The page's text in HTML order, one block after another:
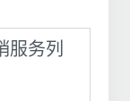
服务列